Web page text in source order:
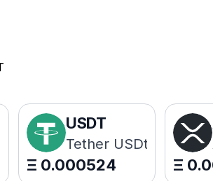
USDT
Tether USDt
Ξ 0.000524 Ξ